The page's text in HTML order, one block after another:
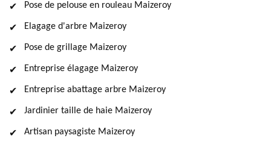
Pose de pelouse en rouleau Maizeroy
Elagage d'arbre Maizeroy
Pose de grillage Maizeroy
Entreprise élagage Maizeroy
Entreprise abattage arbre Maizeroy
Jardinier taille de haie Maizeroy
Artisan paysagiste Maizeroy